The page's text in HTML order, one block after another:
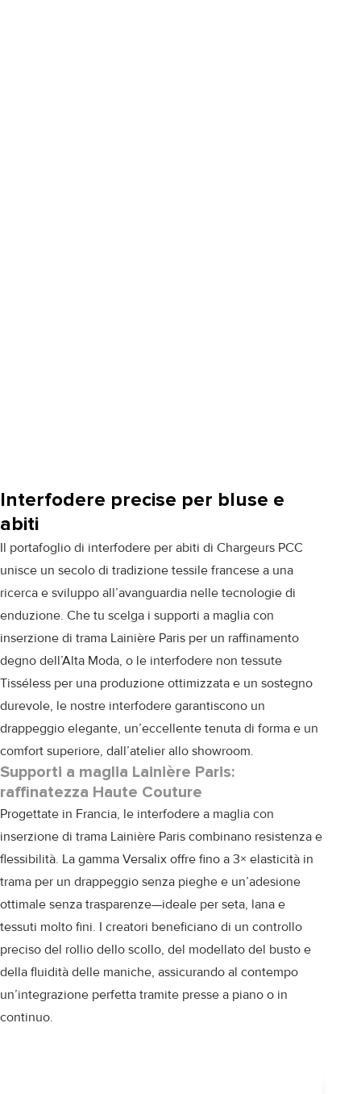
Interfodere precise per bluse e
abiti
Il portafoglio di interfodere per abiti di Chargeurs PCC
unisce un secolo di tradizione tessile francese a una
ricerca e sviluppo all’avanguardia nelle tecnologie di
enduzione. Che tu scelga i supporti a maglia con
inserzione di trama Lainière Paris per un raffinamento
degno dell’Alta Moda, o le interfodere non tessute
Tisséless per una produzione ottimizzata e un sostegno
durevole, le nostre interfodere garantiscono un
drappeggio elegante, un’eccellente tenuta di forma e un
comfort superiore, dall’atelier allo showroom.
Supporti a maglia Lainière Paris:
raffinatezza Haute Couture
Progettate in Francia, le interfodere a maglia con
inserzione di trama Lainière Paris combinano resistenza e
flessibilità. La gamma Versalix offre fino a 3× elasticità in
trama per un drappeggio senza pieghe e un’adesione
ottimale senza trasparenze—ideale per seta, lana e
tessuti molto fini. I creatori beneficiano di un controllo
preciso del rollio dello scollo, del modellato del busto e
della fluidità delle maniche, assicurando al contempo
un’integrazione perfetta tramite presse a piano o in
continuo.